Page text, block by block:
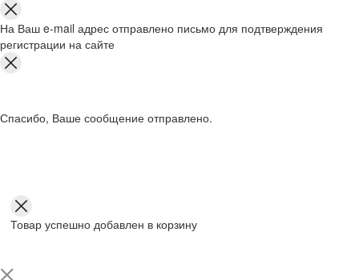
На Ваш e-mail адрес отправлено письмо для подтверждения
регистрации на сайте
Спасибо, Ваше сообщение отправлено.
Товар успешно добавлен в корзину